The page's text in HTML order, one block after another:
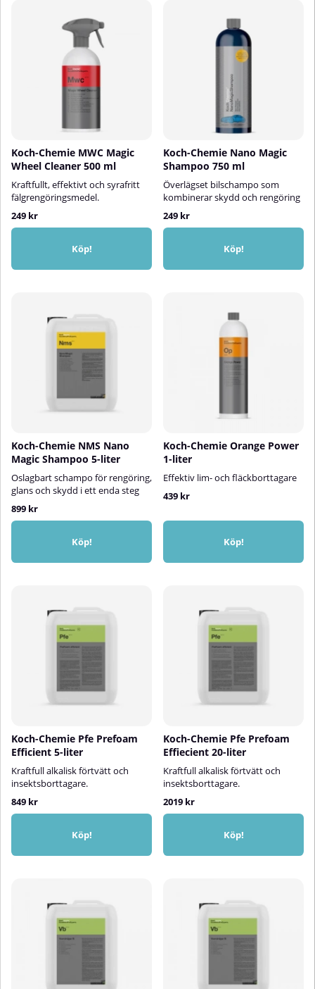
Koch-Chemie MWC Magic
Wheel Cleaner 500 ml
Kraftfullt, effektivt och syrafritt
fälgrengöringsmedel.
249 kr
Köp!
Koch-Chemie Nano Magic
Shampoo 750 ml
Överlägset bilschampo som
kombinerar skydd och rengöring
249 kr
Köp!
Koch-Chemie NMS Nano
Magic Shampoo 5-liter
Oslagbart schampo för rengöring,
glans och skydd i ett enda steg
899 kr
Köp!
Koch-Chemie Orange Power
1-liter
Effektiv lim- och fläckborttagare
439 kr
Köp!
Koch-Chemie Pfe Prefoam
Efficient 5-liter
Kraftfull alkalisk förtvätt och
insektsborttagare.
849 kr
Köp!
Koch-Chemie Pfe Prefoam
Effiecient 20-liter
Kraftfull alkalisk förtvätt och
insektsborttagare.
2019 kr
Köp!